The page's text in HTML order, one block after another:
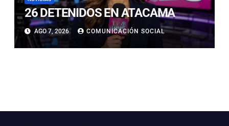
26 DETENIDOS EN ATACAMA
AGO 7, 2026 COMUNICACIÓN SOCIAL